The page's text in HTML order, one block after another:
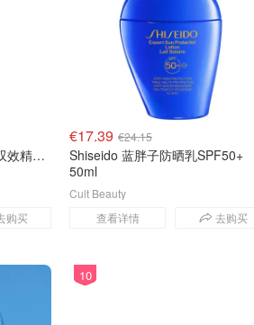
La Roche-Posay Mela B3双效精华 40ml
购买
€17.39 €24.15
Shiseido 蓝胖子防晒乳SPF50+
50ml
查看详情 去购买
Cult Beauty
10